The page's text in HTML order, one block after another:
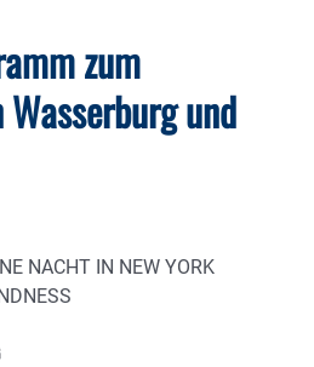
zum
und
NACHT IN NEW YORK